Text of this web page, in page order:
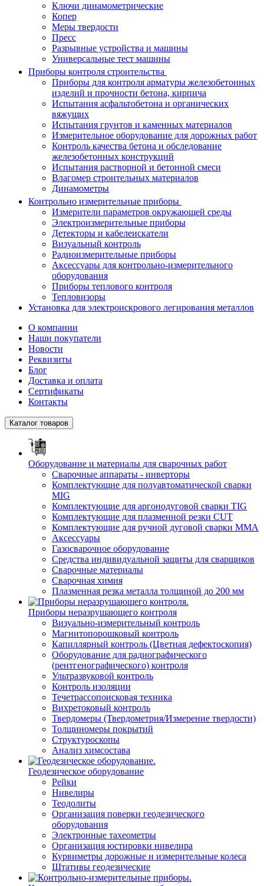
Ключи динамометрические
Копер
Меры твердости
Пресс
Разрывные устройства и машины
Универсальные тест машины
Приборы контроля строительства
Приборы для контроля арматуры железобетонных
изделий и прочности бетона, кирпича
Испытания асфальтобетона и органических
вяжущих
Испытания грунтов и каменных материалов
Измерительное оборудование для дорожных работ
Контроль качества бетона и обследование
железобетонных конструкций
Испытания растворной и бетонной смеси
Влагомер строительных материалов
Динамометры
Контрольно измерительные приборы
Измерители параметров окружающей среды
Электроизмерительные приборы
Детекторы и кабелеискатели
Визуальный контроль
Радиоизмерительные приборы
Аксессуары для контрольно-измерительного
оборудования
Приборы теплового контроля
Тепловизоры
Установка для электроискрового легирования металлов
О компании
Наши покупатели
Новости
Реквизиты
Блог
Доставка и оплата
Сертификаты
Контакты
Каталог товаров
Оборудование и материалы для сварочных работ
Сварочные аппараты - инверторы
Комплектующие для полуавтоматической сварки
MIG
Комплектующие для аргонодуговой сварки TIG
Комплектующие для плазменной резки CUT
Комплектующие для ручной дуговой сварки MMA
Аксессуары
Газосварочное оборудование
Средства индивидуальной защиты для сварщиков
Сварочные материалы
Сварочная химия
Плазменная резка металла толщиной до 200 мм
Приборы неразрушающего контроля
Визуально-измерительный контроль
Магнитопорошковый контроль
Капиллярный контроль (Цветная дефектоскопия)
Оборудование для радиографического
(рентгенографического) контроля
Ультразвуковой контроль
Контроль изоляции
Течетрассопоисковая техника
Вихретоковый контроль
Твердомеры (Твердометрия/Измерение твердости)
Толщиномеры покрытий
Структуроскопы
Анализ химсостава
Геодезическое оборудование
Рейки
Нивелиры
Теодолиты
Организация поверки геодезического
оборудования
Электронные тахеометры
Организация юстировки нивелира
Курвиметры дорожные и измерительные колеса
Штативы геодезические